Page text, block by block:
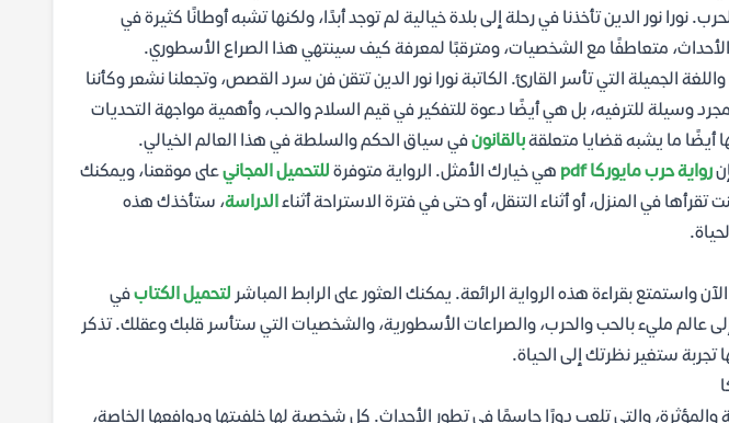
نورا نور الدين تأخذنا في رحلة إلى بلدة خيالية لم توجد أبدًا، ولكنها تشبه أوطانًا كثيرة في
متعاطفًا مع الشخصيات، ومترقبًا لمعرفة كيف سينتهي هذا الصراع الأسطوري.
الجميلة التي تأسر القارئ. الكاتبة نورا نور الدين تتقن فن سرد القصص، وتجعلنا نشعر وكأننا
وسيلة للترفيه، بل هي أيضًا دعوة للتفكير في قيم السلام والحب، وأهمية مواجهة التحديات
أيضًا ما يشبه قضايا متعلقةبالقانونفي سياق الحكم والسلطة في هذا العالم الخيالي.
رواية حرب مايوركا pdf هي خيارك الأمثل. الرواية متوفرة للتحميل المجانيعلى موقعنا، ويمكنك
في المنزل، أو أثناء التنقل، أو حتى في فترة الاستراحة أثناءالدراسة، ستأخذك هذه
الآن واستمتع بقراءة هذه الرواية الرائعة. يمكنك العثور على الرابط المباشر لتحميل الكتابفي
عالم مليء بالحب والحرب، والصراعات الأسطورية، والشخصيات التي ستأسر قلبك وعقلك. تذكر
ستغير نظرتك إلى الحياة.
والمؤثرة، والتي تلعب دورًا حاسمًا في تطور الأحداث. كل شخصية لها خلفيتها ودوافعها الخاصة،